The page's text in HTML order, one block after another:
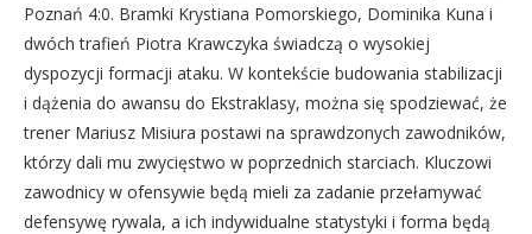
Poznań 4:0. Bramki Krystiana Pomorskiego, Dominika Kuna i
dwóch trafień Piotra Krawczyka świadczą o wysokiej
dyspozycji formacji ataku. W kontekście budowania stabilizacji
i dążenia do awansu do Ekstraklasy, można się spodziewać, że
trener Mariusz Misiura postawi na sprawdzonych zawodników,
którzy dali mu zwycięstwo w poprzednich starciach. Kluczowi
zawodnicy w ofensywie będą mieli za zadanie przełamywać
defensywę rywala, a ich indywidualne statystyki i forma będą